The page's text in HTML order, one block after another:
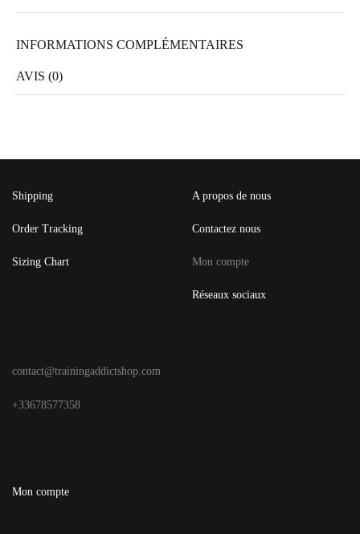
INFORMATIONS COMPLÉMENTAIRES
AVIS (0)
Shipping
Order Tracking
Sizing Chart
A propos de nous
Contactez nous
Mon compte
Réseaux sociaux
contact@trainingaddictshop.com
+33678577358
Mon compte